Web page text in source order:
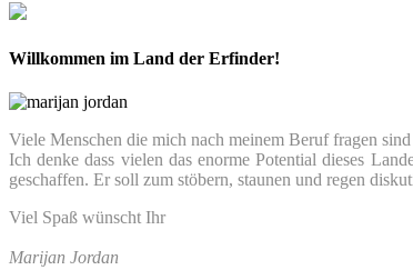
Willkommen im Land der Erfinder!
Viele Menschen die mich nach meinem Beruf fragen
Ich denke dass vielen das enorme Potential dieses
geschaffen. Er soll zum stöbern, staunen und regen
Viel Spaß wünscht Ihr
Marijan Jordan